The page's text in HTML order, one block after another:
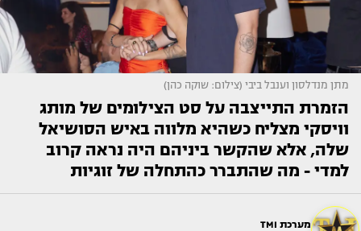
מתן מנדלסון וענבל ביבי (צילום: שוקה כהן)
הזמרת התייצבה על סט הצילומים של מותג
וויסקי מצליח כשהיא מלווה באיש הסושיאל
שלה, אלא שהקשר ביניהם היה נראה קרוב
למדי - מה שהתברר כהתחלה של זוגיות
מערכת TMI